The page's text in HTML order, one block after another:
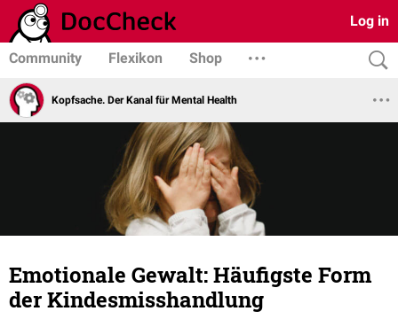
Log in
Community Flexikon Shop
Kopfsache. Der Kanal für Mental Health
Emotionale Gewalt: Häufigste Form
der Kindesmisshandlung